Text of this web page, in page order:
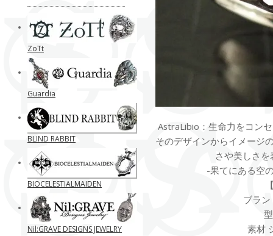
AstraLibio：生命力をコン
そのデザインからイメージ
さや美しさ
-果てにある空
ブラ
素材
ZoTt
Guardia
BLIND RABBIT
BIOCELESTIALMAIDEN
Nil:GRAVE DESIGNS JEWELRY